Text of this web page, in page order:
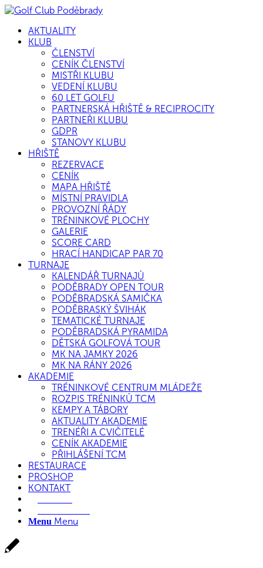
AKTUALITY
KLUB
ČLENSTVÍ
CENÍK ČLENSTVÍ
MISTŘI KLUBU
VEDENÍ KLUBU
60 LET GOLFU
PARTNERSKÁ HŘIŠTĚ & RECIPROCITY
PARTNEŘI KLUBU
GDPR
STANOVY KLUBU
HŘIŠTĚ
REZERVACE
CENÍK
MAPA HŘIŠTĚ
MÍSTNÍ PRAVIDLA
PROVOZNÍ ŘÁDY
TRÉNINKOVÉ PLOCHY
GALERIE
SCORE CARD
HRACÍ HANDICAP PAR 70
TURNAJE
KALENDÁŘ TURNAJŮ
PODĚBRADY OPEN TOUR
PODĚBRADSKÁ SAMIČKA
PODĚBRASKÝ ŠVIHÁK
TEMATICKÉ TURNAJE
PODĚBRADSKÁ PYRAMIDA
DĚTSKÁ GOLFOVÁ TOUR
MK NA JAMKY 2026
MK NA RÁNY 2026
AKADEMIE
TRÉNINKOVÉ CENTRUM MLÁDEŽE
ROZPIS TRÉNINKŮ TCM
KEMPY A TÁBORY
AKTUALITY AKADEMIE
TRENÉŘI A CVIČITELÉ
CENÍK AKADEMIE
PŘIHLÁŠENÍ TCM
RESTAURACE
PROSHOP
KONTAKT
Menu Menu